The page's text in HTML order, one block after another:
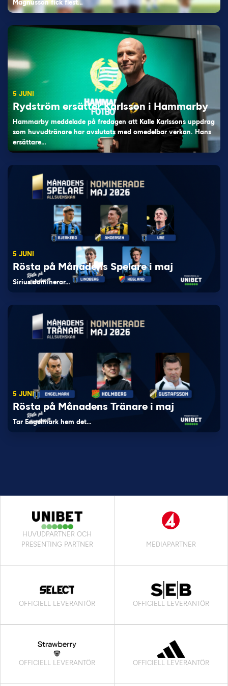
Magnusson fick flest…
5 JUNI
Rydström ersätter Karlsson i Hammarby
Hammarby meddelade på fredagen att Kalle Karlssons uppdrag
som huvudtränare har avslutats med omedelbar verkan. Hans
ersättare…
5 JUNI
Rösta på Månadens Spelare i maj
Sirius dominerar…
5 JUNI
Rösta på Månadens Tränare i maj
Tar Engelmark hem det…
HUVUDPARTNER OCH
PRESENTING PARTNER
MEDIAPARTNER
OFFICIELL LEVERANTÖR OFFICIELL LEVERANTÖR
OFFICIELL LEVERANTÖR OFFICIELL LEVERANTÖR